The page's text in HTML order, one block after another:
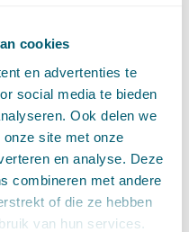
cookies
en advertenties te
social media te bieden
Ook delen we
site met onze
en analyse. Deze
combineren met andere
of die ze hebben
van hun services.
de Afdeling van 23 oktober
is echter alleen plaats als
biedt.
mogelijk is, kan contra
en ongeschreven recht
bieden. Voor contra legem
bepaalde gevallen bij de
ogen heeft gehad, zoals
’ is geoordeeld. Dit is in lijn